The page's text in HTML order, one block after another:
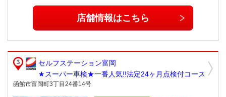
店舗情報はこちら
セルフステーション富岡
★スーパー車検★一番人気!!法定24ヶ月点検付コース
函館市富岡町3丁目24番14号